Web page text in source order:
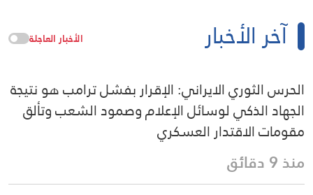
آخر الأخبار الأخبار العاجلة
الحرس الثوري الايراني: الإقرار بفشل ترامب هو نتيجة
الجهاد الذكي لوسائل الإعلام وصمود الشعب وتألق
مقومات الاقتدار العسكري
منذ 9 دقائق